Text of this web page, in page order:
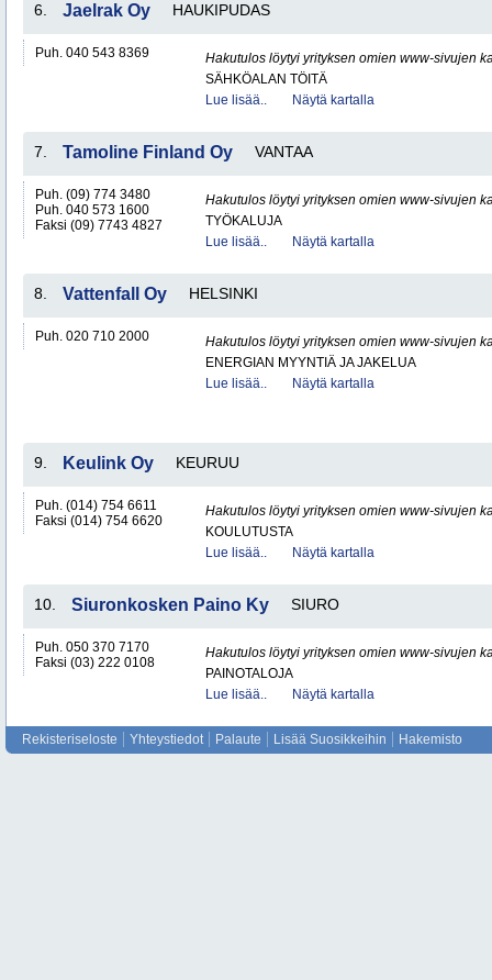
6. Jaelrak Oy HAUKIPUDAS
Puh. 040 543 8369
Hakutulos löytyi yrityksen omien www-sivujen
SÄHKÖALAN TÖITÄ
Lue lisää..
Näytä kartalla
7. Tamoline Finland Oy VANTAA
Puh. (09) 774 3480
Puh. 040 573 1600
Faksi (09) 7743 4827
Hakutulos löytyi yrityksen omien www-sivujen
TYÖKALUJA
Lue lisää..
Näytä kartalla
8. Vattenfall Oy HELSINKI
Puh. 020 710 2000
Hakutulos löytyi yrityksen omien www-sivujen
ENERGIAN MYYNTIÄ JA JAKELUA
Lue lisää..
Näytä kartalla
9. Keulink Oy KEURUU
Puh. (014) 754 6611
Faksi (014) 754 6620
Hakutulos löytyi yrityksen omien www-sivujen
KOULUTUSTA
Lue lisää..
Näytä kartalla
10. Siuronkosken Paino Ky SIURO
Puh. 050 370 7170
Faksi (03) 222 0108
Hakutulos löytyi yrityksen omien www-sivujen
PAINOTALOJA
Lue lisää..
Näytä kartalla
Rekisteriseloste Yhteystiedot Palaute Lisää Suosikkeihin Hakemisto